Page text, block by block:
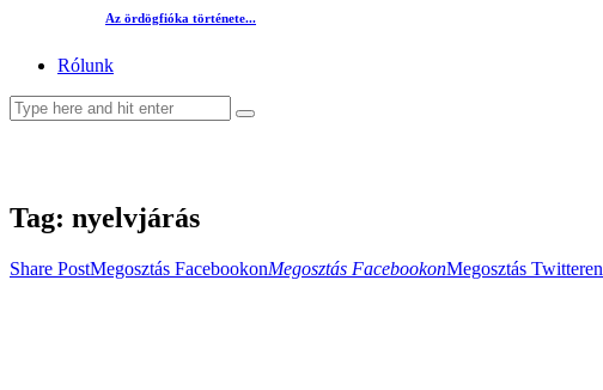
Az ördögfióka története...
Rólunk
Tag: nyelvjárás
Share PostMegosztás FacebookonMegosztás FacebookonMegosztás Twitteren